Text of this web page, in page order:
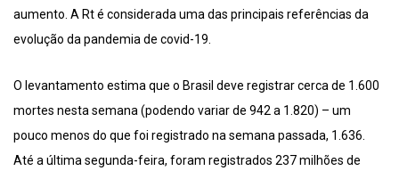
aumento. A Rt é considerada uma das principais referências da
evolução da pandemia de covid-19.
O levantamento estima que o Brasil deve registrar cerca de 1.600
mortes nesta semana (podendo variar de 942 a 1.820) – um
pouco menos do que foi registrado na semana passada, 1.636.
Até a última segunda-feira, foram registrados 237 milhões de